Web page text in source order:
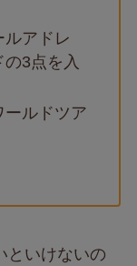
アドレ
3点を入
ールドツア
といけないの